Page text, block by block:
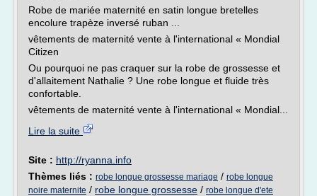
Robe de mariée maternité en satin longue bretelles
encolure trapèze inversé ruban ...
vêtements de maternité vente à l'international « Mondial
Citizen
Ou pourquoi ne pas craquer sur la robe de grossesse et
d'allaitement Nathalie ? Une robe longue et fluide très
confortable.
vêtements de maternité vente à l'international « Mondial...
Lire la suite
Site : http://ryanna.info
Thèmes liés : robe longue grossesse mariage / robe longue
noire maternite / robe longue grossesse / robe longue d'ete